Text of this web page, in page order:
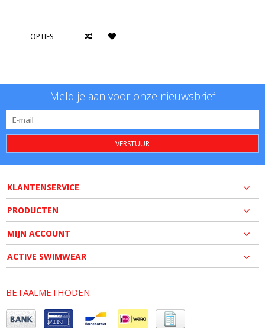
OPTIES
Meld je aan voor onze nieuwsbrief
VERSTUUR
KLANTENSERVICE
PRODUCTEN
MIJN ACCOUNT
ACTIVE SWIMWEAR
BETAALMETHODEN